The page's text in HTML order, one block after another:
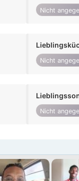
Nicht
Nicht
Nicht